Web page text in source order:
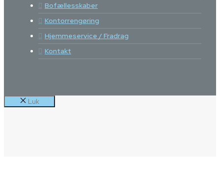
Bofællesskaber
Kontorrengøring
Hjemmeservice / Fradrag
Kontakt
Luk